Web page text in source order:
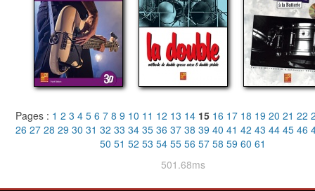
Pages : 1 2 3 4 5 6 7 8 9 10 11 12 13 14 15 16 17 18 19 20 21 22
26 27 28 29 30 31 32 33 34 35 36 37 38 39 40 41 42 43 44 45 46
50 51 52 53 54 55 56 57 58 59 60 61
501.68ms